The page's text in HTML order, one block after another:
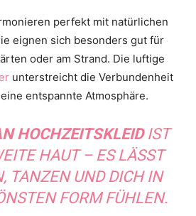
perfekt mit natürlichen
eignen sich besonders gut für
oder am Strand. Die luftige
unterstreicht die Verbundenheit
entspannte Atmosphäre.
HOCHZEITSKLEIDIST
HAUT – ES LÄSST
TANZEN UND DICH IN
FORM FÜHLEN.